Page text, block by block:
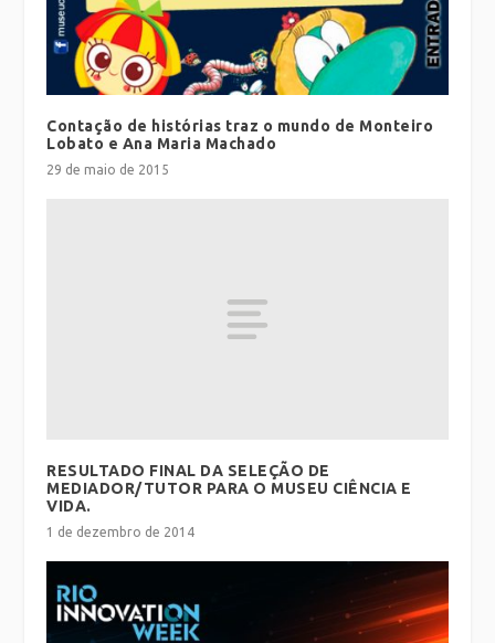
Contação de histórias traz o mundo de Monteiro
Lobato e Ana Maria Machado
29 de maio de 2015
RESULTADO FINAL DA SELEÇÃO DE
MEDIADOR/TUTOR PARA O MUSEU CIÊNCIA E
VIDA.
1 de dezembro de 2014